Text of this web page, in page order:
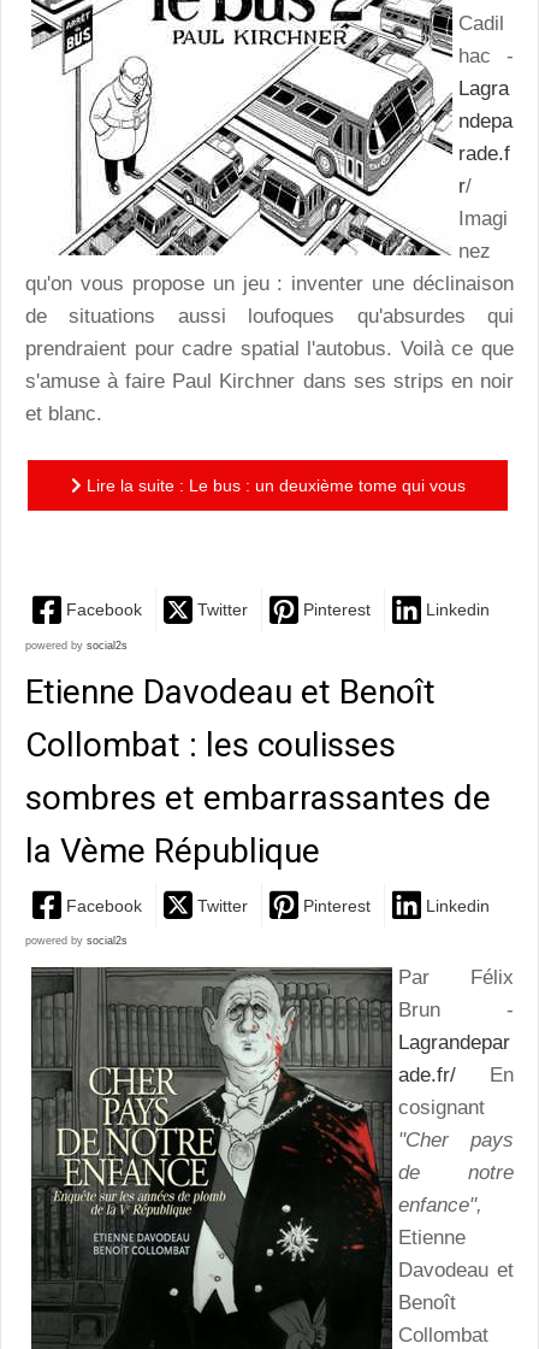
Cadil
hac -
Lagra
ndepa
rade.f
r/
Imagi
nez
qu'on vous propose un jeu : inventer une déclinaison
de situations aussi loufoques qu'absurdes qui
prendraient pour cadre spatial l'autobus. Voilà ce que
s'amuse à faire Paul Kirchner dans ses strips en noir
et blanc.
Lire la suite : Le bus : un deuxième tome qui vous
Facebook Twitter Pinterest Linkedin
powered by social2s
Etienne Davodeau et Benoît
Collombat : les coulisses
sombres et embarrassantes de
la Vème République
Facebook Twitter Pinterest Linkedin
powered by social2s
Par Félix
Brun -
Lagrandepar
ade.fr/ En
cosignant
"Cher pays
de notre
enfance",
Etienne
Davodeau et
Benoît
Collombat